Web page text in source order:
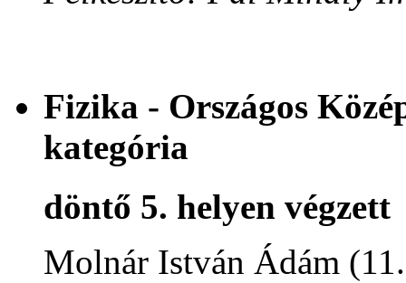
Fizika - Országos
kategória
döntő 5. helyen végzett
Molnár István Ádám